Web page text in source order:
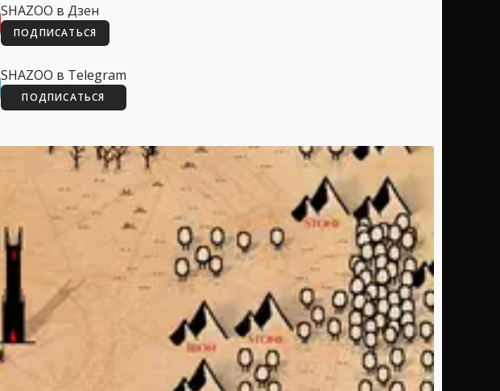
SHAZOO в Дзен
ПОДПИСАТЬСЯ
SHAZOO в Telegram
ПОДПИСАТЬСЯ